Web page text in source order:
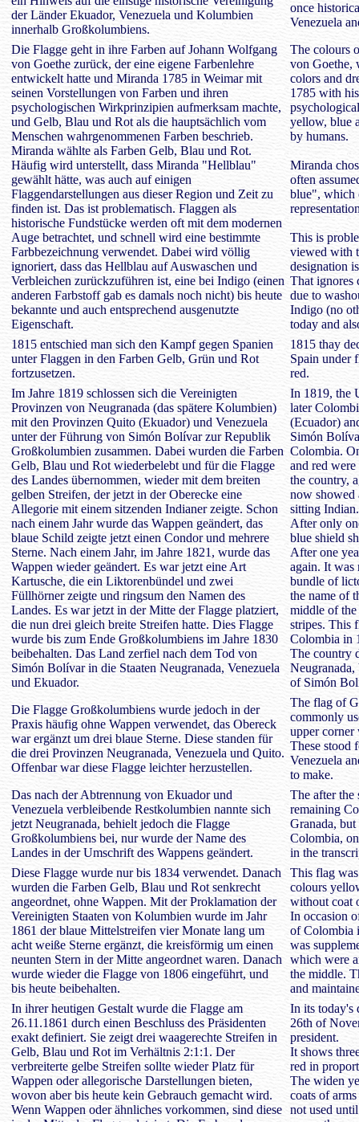
der Länder Ekuador, Venezuela und Kolumbien
innerhalb Großkolumbiens.
once
Venezuela
Die Flagge geht in ihre Farben auf Johann Wolfgang
von Goethe zurück, der eine eigene Farbenlehre
entwickelt hatte und Miranda 1785 in Weimar mit
seinen Vorstellungen von Farben und ihren
psychologischen Wirkprinzipien aufmerksam machte,
und Gelb, Blau und Rot als die hauptsächlich vom
Menschen wahrgenommenen Farben beschrieb.
Miranda wählte als Farben Gelb, Blau und Rot.
Häufig wird unterstellt, dass Miranda "Hellblau"
gewählt hätte, was auch auf einigen
Flaggendarstellungen aus dieser Region und Zeit zu
finden ist. Das ist problematisch. Flaggen als
historische Fundstücke werden oft mit dem modernen
Auge betrachtet, und schnell wird eine bestimmte
Farbbezeichnung verwendet. Dabei wird völlig
ignoriert, dass das Hellblau auf Auswaschen und
Verbleichen zurückzuführen ist, eine bei Indigo (einen
anderen Farbstoff gab es damals noch nicht) bis heute
bekannte und auch entsprechend ausgenutzte
Eigenschaft.
The colours
von Goethe,
colors and
1785 with
yellow, blue
by humans.
Miranda
often
blue", which
This is
viewed with
designation
That ignores
due to
Indigo (no
today and
1815 entschied man sich den Kampf gegen Spanien
unter Flaggen in den Farben Gelb, Grün und Rot
fortzusetzen.
1815 thay
Spain under
red.
Im Jahre 1819 schlossen sich die Vereinigten
Provinzen von Neugranada (das spätere Kolumbien)
mit den Provinzen Quito (Ekuador) und Venezuela
unter der Führung von Simón Bolívar zur Republik
Großkolumbien zusammen. Dabei wurden die Farben
Gelb, Blau und Rot wiederbelebt und für die Flagge
des Landes übernommen, wieder mit dem breiten
gelben Streifen, der jetzt in der Oberecke eine
Allegorie mit einem sitzenden Indianer zeigte. Schon
nach einem Jahr wurde das Wappen geändert, das
blaue Schild zeigte jetzt einen Condor und mehrere
Sterne. Nach einem Jahr, im Jahre 1821, wurde das
Wappen wieder geändert. Es war jetzt eine Art
Kartusche, die ein Liktorenbündel und zwei
Füllhörner zeigte und ringsum den Namen des
Landes. Es war jetzt in der Mitte der Flagge platziert,
die nun drei gleich breite Streifen hatte. Dies Flagge
wurde bis zum Ende Großkolumbiens im Jahre 1830
beibehalten. Das Land zerfiel nach dem Tod von
Simón Bolívar in die Staaten Neugranada, Venezuela
und Ekuador.
In 1819, the
later
(Ecuador)
Simón
Colombia.
and red
the country,
now showed
sitting Indian.
After only
blue shield
After one
again. It was
bundle of
the name of
middle of
stripes. This
Colombia in
The country
Neugranada,
of Simón
Die Flagge Großkolumbiens wurde jedoch in der
Praxis häufig ohne Wappen verwendet, das Obereck
war ergänzt um drei blaue Sterne. Diese standen für
die drei Provinzen Neugranada, Venezuela und Quito.
Offenbar war diese Flagge leichter herzustellen.
The flag of
commonly
upper corner
These stood
Venezuela
to make.
Das nach der Abtrennung von Ekuador und
Venezuela verbleibende Restkolumbien nannte sich
jetzt Neugranada, behielt jedoch die Flagge
Großkolumbiens bei, nur wurde der Name des
Landes in der Umschrift des Wappens geändert.
The after the
remaining
Granada,
Colombia,
in the
Diese Flagge wurde nur bis 1834 verwendet. Danach
wurden die Farben Gelb, Blau und Rot senkrecht
angeordnet, ohne Wappen. Mit der Proklamation der
Vereinigten Staaten von Kolumbien wurde im Jahr
1861 der blaue Mittelstreifen vier Monate lang um
acht weiße Sterne ergänzt, die kreisförmig um einen
neunten Stern in der Mitte angeordnet waren. Danach
wurde wieder die Flagge von 1806 eingeführt, und
bis heute beibehalten.
This flag
colours
without coat
In occasion
of Colombia
was
which were
the middle.
and
In ihrer heutigen Gestalt wurde die Flagge am
26.11.1861 durch einen Beschluss des Präsidenten
exakt definiert. Sie zeigt drei waagerechte Streifen in
Gelb, Blau und Rot im Verhältnis 2:1:1. Der
verbreiterte gelbe Streifen sollte wieder Platz für
Wappen oder allegorische Darstellungen bieten,
wovon aber bis heute kein Gebrauch gemacht wird.
Wenn Wappen oder ähnliches vorkommen, sind diese
In its today's
26th of
president.
It shows
red in
The widen
coats of
not used